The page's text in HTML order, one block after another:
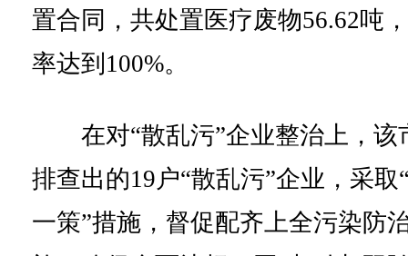
置合同，共处置医疗废物56.62吨
率达到100%。
在对“散乱污”企业整治上，该
排查出的19户“散乱污”企业，采取
一策”措施，督促配齐上全污染防